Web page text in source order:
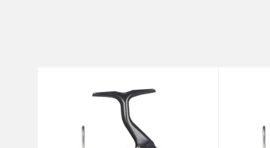
Anti-spam zaštita -